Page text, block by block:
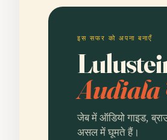
इस सफर को अपना बनाएँ
जेब में ऑडियो गाइड,
असल में घूमते हैं।